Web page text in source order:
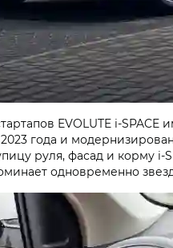
EVOLUTE
года и
руля, фасад и корму
одновременно